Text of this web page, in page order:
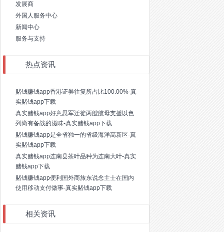
发展商
外国人服务中心
新闻中心
服务与支持
热点资讯
赌钱赚钱app香港证券往复所占比100.00%-真
实赌钱app下载
真实赌钱app好意思军迁徙两艘航母支援以色
列尚有备战的滋味-真实赌钱app下载
赌钱赚钱app是全省独一的省级海洋高新区-真
实赌钱app下载
真实赌钱app连南县茶叶品种为连南大叶-真实
赌钱app下载
赌钱赚钱app便利国外商旅东说念主士在国内
使用移动支付做事-真实赌钱app下载
相关资讯